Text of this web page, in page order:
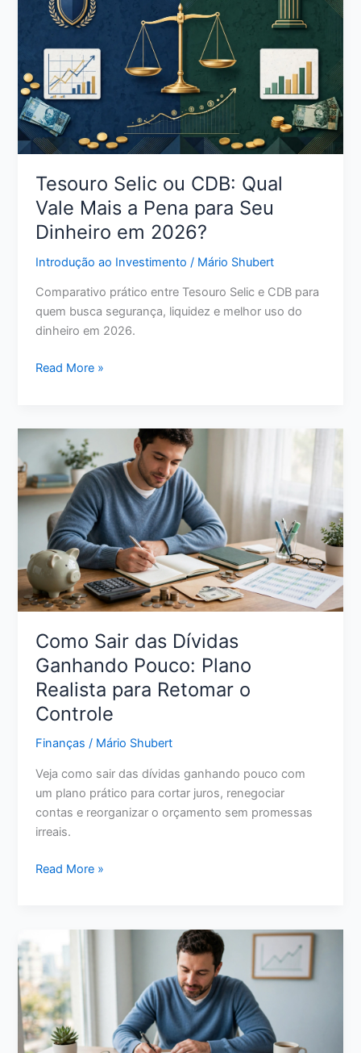
Anuidade:
Como
Escolher
Opção
Certa
para
Seu
Tesouro Selic ou CDB: Qual
Vale Mais a Pena para Seu
Dinheiro em 2026?
Introdução ao Investimento / Mário Shubert
Comparativo prático entre Tesouro Selic e CDB para
quem busca segurança, liquidez e melhor uso do
dinheiro em 2026.
Tesouro
CDB:
Vale
Mais
a
Pena
para
Seu
Dinheiro
em
Read More »
Como Sair das Dívidas
Ganhando Pouco: Plano
Realista para Retomar o
Controle
Finanças / Mário Shubert
Veja como sair das dívidas ganhando pouco com
um plano prático para cortar juros, renegociar
contas e reorganizar o orçamento sem promessas
irreais.
Como
Dívidas
Ganhando
Pouco:
Plano
Realista
para
Retomar
Read More »